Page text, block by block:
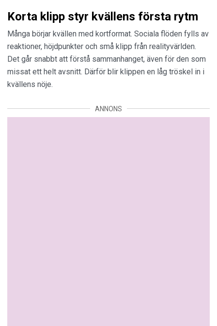
Korta klipp styr kvällens första rytm
Många börjar kvällen med kortformat. Sociala flöden fylls av
reaktioner, höjdpunkter och små klipp från realityvärlden.
Det går snabbt att förstå sammanhanget, även för den som
missat ett helt avsnitt. Därför blir klippen en låg tröskel in i
kvällens nöje.
ANNONS